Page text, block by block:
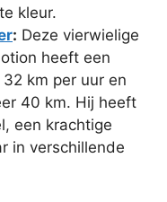
kleur.
: Deze vierwielige
heeft een
km per uur en
40 km. Hij heeft
een krachtige
in verschillende